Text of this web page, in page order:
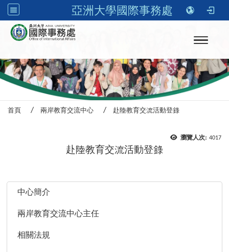
亞洲大學國際事務處
Toggle
首頁 兩岸教育交流中心 赴陸教育交流活動登錄
瀏覽人次: 4017
赴陸教育交流活動登錄
中心簡介
兩岸教育交流中心主任
相關法規